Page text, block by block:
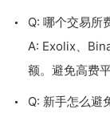
Q: 哪个交易所
A: Exolix、
额。避免高费
Q: 新手怎么避